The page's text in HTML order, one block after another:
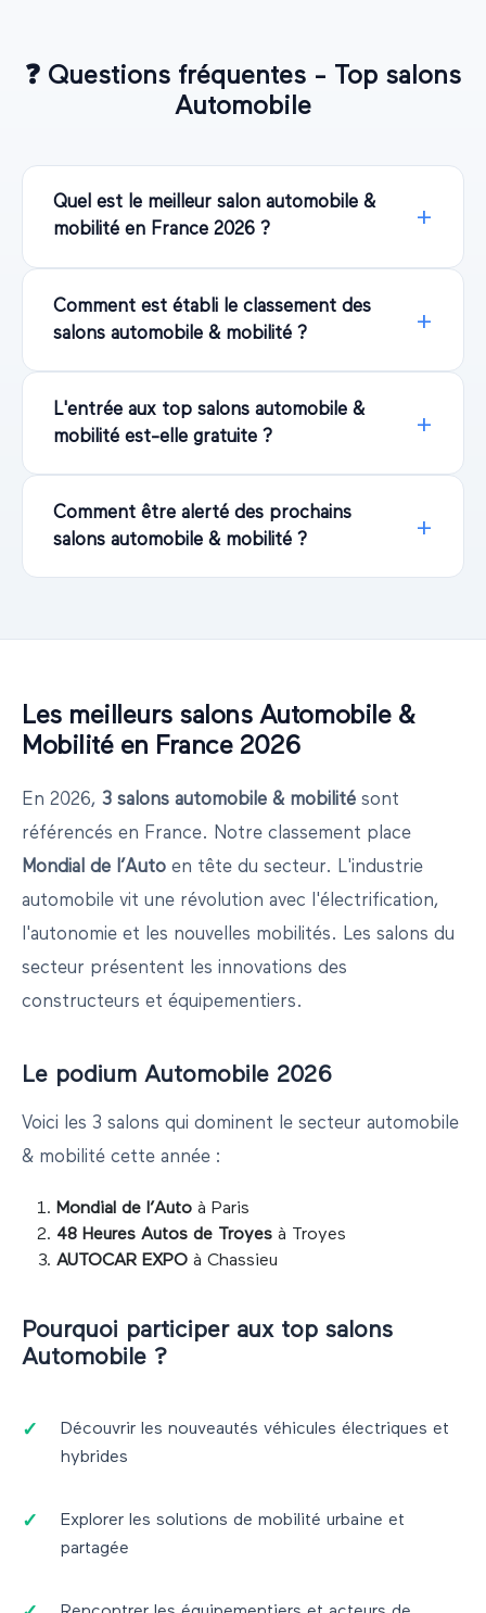
❓ Questions fréquentes - Top salons
Automobile
Quel est le meilleur salon automobile &
mobilité en France 2026 ?
Comment est établi le classement des
salons automobile & mobilité ?
L'entrée aux top salons automobile &
mobilité est-elle gratuite ?
Comment être alerté des prochains
salons automobile & mobilité ?
Les meilleurs salons Automobile &
Mobilitéen France 2026
En 2026, 3 salons automobile & mobilité sont
référencés en France. Notre classement place
Mondial de l’Auto en tête du secteur. L'industrie
automobile vit une révolution avec l'électrification,
l'autonomie et les nouvelles mobilités. Les salons du
secteur présentent les innovations des
constructeurs et équipementiers.
Le podium Automobile 2026
Voici les 3 salons qui dominent le secteur automobile
& mobilité cette année :
Mondial de l’Auto à Paris
48 Heures Autos de Troyes à
Troyes
AUTOCAR EXPO à Chassieu
Pourquoi participer aux top salons
Automobile ?
Découvrir les nouveautés véhicules électriques et
hybrides
Explorer les solutions de mobilité urbaine et
partagée